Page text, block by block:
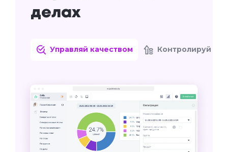
делах
Управляй качеством Контролируй